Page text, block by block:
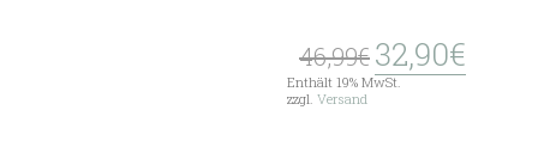
46,99€ Ursprünglicher
Preis
war:
32,90€
Enthält 19% MwSt.
zzgl. Versand